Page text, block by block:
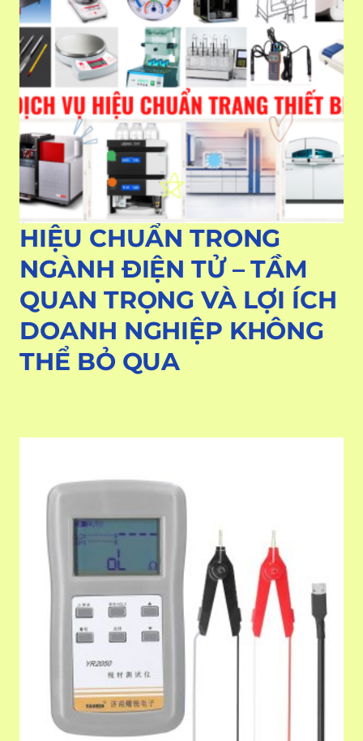
HIỆU CHUẨN TRONG
NGÀNH ĐIỆN TỬ – TẦM
QUAN TRỌNG VÀ LỢI ÍCH
DOANH NGHIỆP KHÔNG
THỂ BỎ QUA